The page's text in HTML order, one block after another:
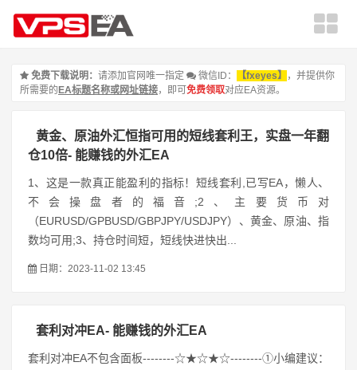
免费下载说明： 请添加官网唯一指定 微信ID： 【fxeyes】
，并提供你
所需要的 EA标题名称或网址链接，即可 免费领取对应EA资源。
黄金、原油外汇恒指可用的短线套利王，实盘一年翻
仓10倍- 能赚钱的外汇EA
1、这是一款真正能盈利的指标！短线套利,已写EA，懒人、
不会操盘者的福音;2、主要货币对
（EURUSD/GPBUSD/GBPJPY/USDJPY）、黄金、原油、指
数均可用;3、持仓时间短，短线快进快出...
日期：2023-11-02 13:45
套利对冲EA- 能赚钱的外汇EA
套利对冲EA不包含面板--------☆★☆★☆--------①小编建议：